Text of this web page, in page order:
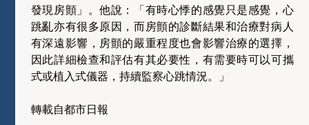
發現房顫」。他說：「有時心悸的感覺只是感覺，心
跳亂亦有很多原因，而房顫的診斷結果和治療對病人
有深遠影響，房顫的嚴重程度也會影響治療的選擇，
因此詳細檢查和評估有其必要性，有需要時可以可攜
式或植入式儀器，持續監察心跳情況。」
轉載自都市日報